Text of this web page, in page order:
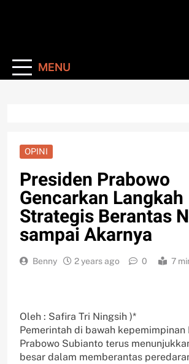
MENU
OPINI
Presiden Prabowo
Gencarkan Langkah
Strategis Berantas
sampai Akarnya
Benny 2 years ago 0 7
Oleh : Safira Tri Ningsih )*
Pemerintah di bawah kepemimpinan
Prabowo Subianto terus
besar dalam memberantas